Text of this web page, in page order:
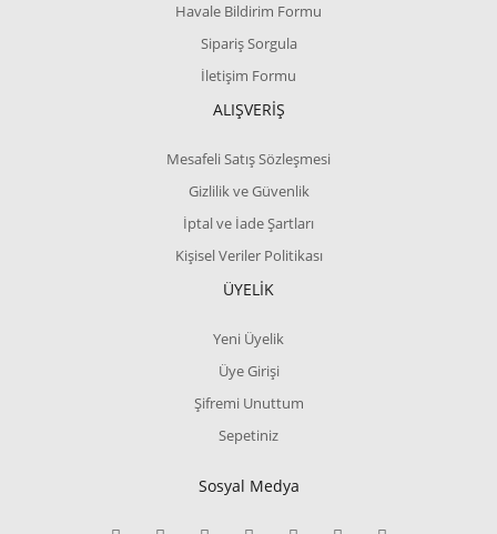
Havale Bildirim Formu
Sipariş Sorgula
İletişim Formu
ALIŞVERİŞ
Mesafeli Satış Sözleşmesi
Gizlilik ve Güvenlik
İptal ve İade Şartları
Kişisel Veriler Politikası
ÜYELİK
Yeni Üyelik
Üye Girişi
Şifremi Unuttum
Sepetiniz
Sosyal Medya